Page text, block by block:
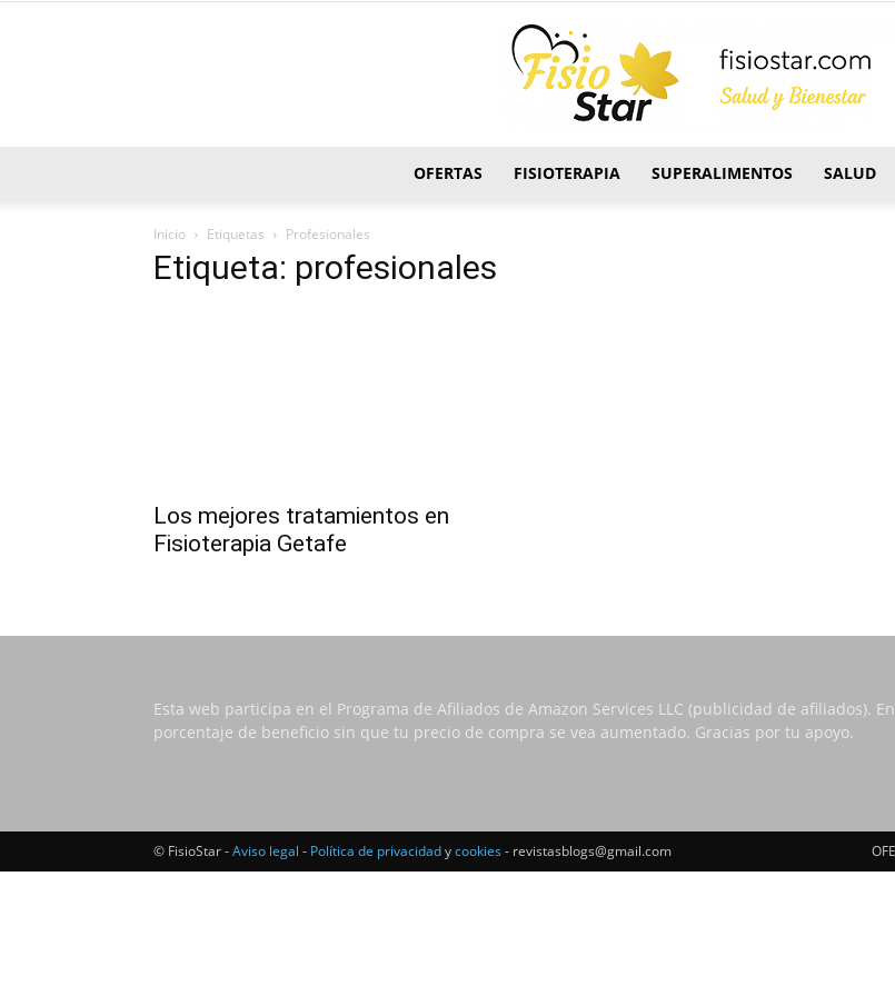
OFERTAS FISIOTERAPIA SUPERALIMENTOS SALUD
Inicio Etiquetas Profesionales
Etiqueta: profesionales
Los mejores tratamientos en
Fisioterapia Getafe
Esta web participa en el Programa de Afiliados de Amazon Services LLC (publicidad de afiliados).
porcentaje de beneficio sin que tu precio de compra se vea aumentado. Gracias por tu apoyo.
© FisioStar -Aviso legal - Política de privacidadycookies - revistasblogs@gmail.com